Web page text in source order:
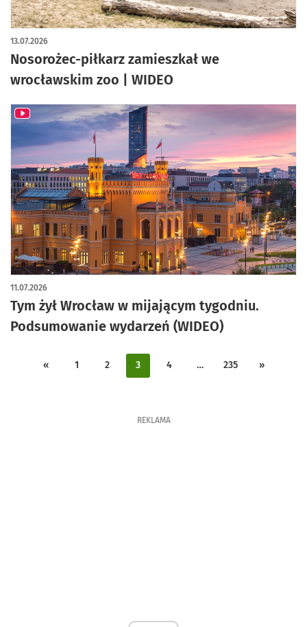
Nosorożec-piłkarz zamieszkał we
wrocławskim zoo | WIDEO
13.07.2026
Tym żył Wrocław w mijającym tygodniu.
Podsumowanie wydarzeń (WIDEO)
11.07.2026
« 1 2 3 4 … 235 »
REKLAMA